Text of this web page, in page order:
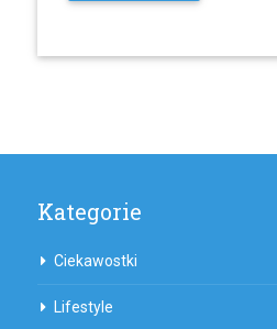
Kategorie
Ciekawostki
Lifestyle